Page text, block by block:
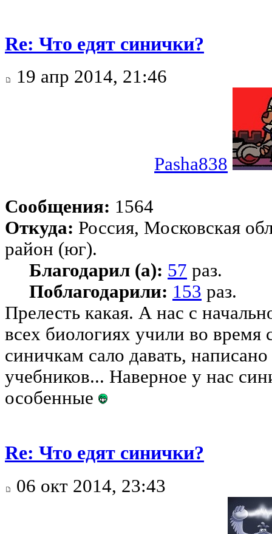
Re: Что едят синички?
19 апр 2014, 21:46
Pasha838
Сообщения: 1564
Откуда: Россия, Московская
район (юг).
Благодарил (а): 57 раз.
Поблагодарили: 153 раз.
Прелесть какая. А нас с
всех биологиях учили во время
синичкам сало давать, написано
учебников... Наверное у нас
особенные
Re: Что едят синички?
06 окт 2014, 23:43